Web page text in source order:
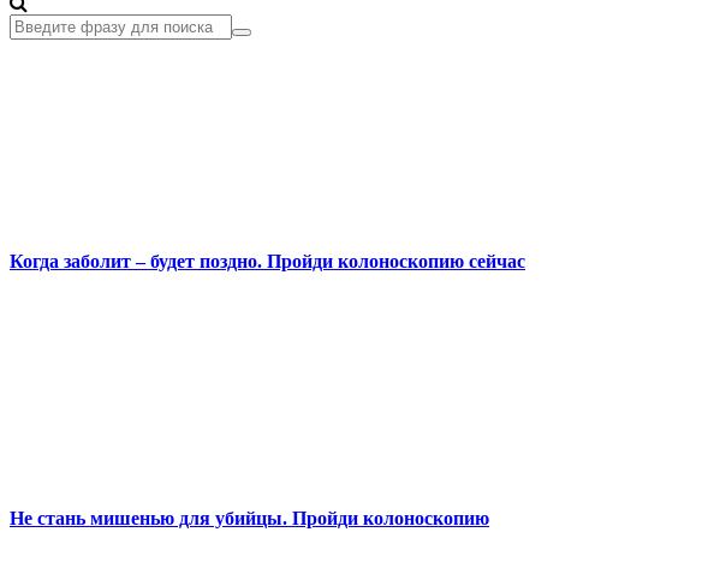
Когда заболит – будет поздно. Пройди колоноскопию сейчас
Не стань мишенью для убийцы. Пройди колоноскопию